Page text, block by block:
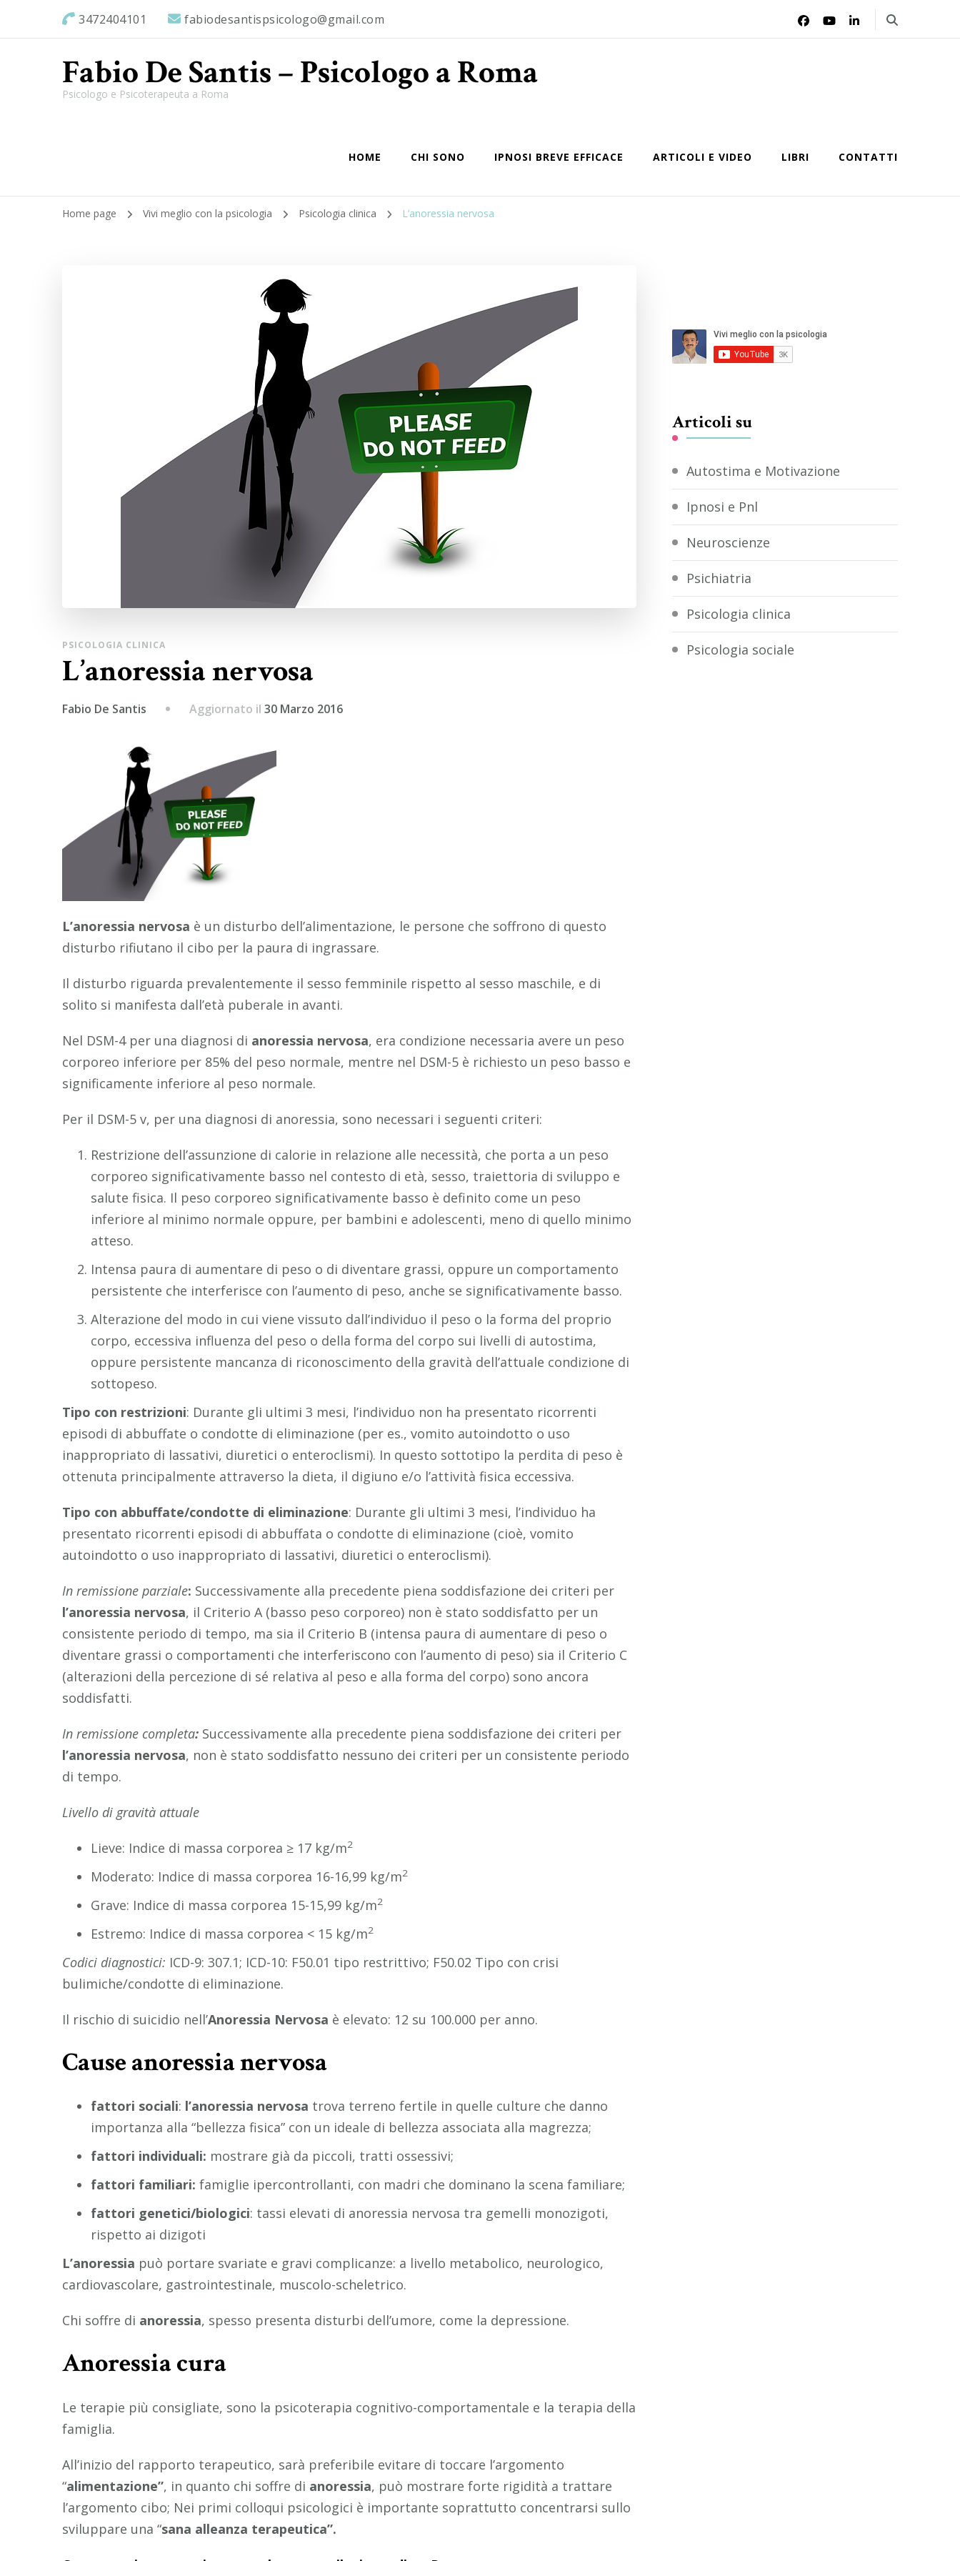
3472404101 fabiodesantispsicologo@gmail.com
Fabio De Santis – Psicologo a Roma
Psicologo e Psicoterapeuta a Roma
HOME CHI SONO IPNOSI BREVE EFFICACE ARTICOLI E VIDEO LIBRI CONTATTI
Home page Vivi meglio con la psicologia Psicologia clinica L’anoressia nervosa
PSICOLOGIA CLINICA
L’anoressia nervosa
Fabio De Santis Aggiornato il 30 Marzo 2016
L’anoressia nervosa è un disturbo dell’alimentazione, le persone che soffrono di questo
disturbo rifiutano il cibo per la paura di ingrassare.
Il disturbo riguarda prevalentemente il sesso femminile rispetto al sesso maschile, e di
solito si manifesta dall’età puberale in avanti.
Nel DSM-4 per una diagnosi di anoressia nervosa, era condizione necessaria avere un peso
corporeo inferiore per 85% del peso normale, mentre nel DSM-5 è richiesto un peso basso e
significamente inferiore al peso normale.
Per il DSM-5 v, per una diagnosi di anoressia, sono necessari i seguenti criteri:
Restrizione dell’assunzione di calorie in relazione alle necessità, che porta a un peso
corporeo significativamente basso nel contesto di età, sesso, traiettoria di sviluppo e
salute fisica. Il peso corporeo significativamente basso è definito come un peso
inferiore al minimo normale oppure, per bambini e adolescenti, meno di quello minimo
atteso.
Intensa paura di aumentare di peso o di diventare grassi, oppure un comportamento
persistente che interferisce con l’aumento di peso, anche se significativamente basso.
Alterazione del modo in cui viene vissuto dall’individuo il peso o la forma del proprio
corpo, eccessiva influenza del peso o della forma del corpo sui livelli di autostima,
oppure persistente mancanza di riconoscimento della gravità dell’attuale condizione di
sottopeso.
Tipo con restrizioni: Durante gli ultimi 3 mesi, l’individuo non ha presentato ricorrenti
episodi di abbuffate o condotte di eliminazione (per es., vomito autoindotto o uso
inappropriato di lassativi, diuretici o enteroclismi). In questo sottotipo la perdita di peso è
ottenuta principalmente attraverso la dieta, il digiuno e/o l’attività fisica eccessiva.
Tipo con abbuffate/condotte di eliminazione: Durante gli ultimi 3 mesi, l’individuo ha
presentato ricorrenti episodi di abbuffata o condotte di eliminazione (cioè, vomito
autoindotto o uso inappropriato di lassativi, diuretici o enteroclismi).
In remissione parziale: Successivamente alla precedente piena soddisfazione dei criteri per
l’anoressia nervosa, il Criterio A (basso peso corporeo) non è stato soddisfatto per un
consistente periodo di tempo, ma sia il Criterio B (intensa paura di aumentare di peso o
diventare grassi o comportamenti che interferiscono con l’aumento di peso) sia il Criterio C
(alterazioni della percezione di sé relativa al peso e alla forma del corpo) sono ancora
soddisfatti.
In remissione completa: Successivamente alla precedente piena soddisfazione dei criteri per
l’anoressia nervosa, non è stato soddisfatto nessuno dei criteri per un consistente periodo
di tempo.
Livello di gravità attuale
Lieve: Indice di massa corporea ≥ 17 kg/m2
Moderato: Indice di massa corporea 16-16,99 kg/m2
Grave: Indice di massa corporea 15-15,99 kg/m2
Estremo: Indice di massa corporea < 15 kg/m2
Codici diagnostici: ICD-9: 307.1; ICD-10: F50.01 tipo restrittivo; F50.02 Tipo con crisi
bulimiche/condotte di eliminazione.
Il rischio di suicidio nell’Anoressia Nervosa è elevato: 12 su 100.000 per anno.
Cause anoressia nervosa
fattori sociali: l’anoressia nervosa trova terreno fertile in quelle culture che danno
importanza alla “bellezza fisica” con un ideale di bellezza associata alla magrezza;
fattori individuali: mostrare già da piccoli, tratti ossessivi;
fattori familiari: famiglie ipercontrollanti, con madri che dominano la scena familiare;
fattori genetici/biologici: tassi elevati di anoressia nervosa tra gemelli monozigoti,
rispetto ai dizigoti
L’anoressia può portare svariate e gravi complicanze: a livello metabolico, neurologico,
cardiovascolare, gastrointestinale, muscolo-scheletrico.
Chi soffre di anoressia, spesso presenta disturbi dell’umore, come la depressione.
Anoressia cura
Le terapie più consigliate, sono la psicoterapia cognitivo-comportamentale e la terapia della
famiglia.
All’inizio del rapporto terapeutico, sarà preferibile evitare di toccare l’argomento
“alimentazione”, in quanto chi soffre di anoressia, può mostrare forte rigidità a trattare
l’argomento cibo; Nei primi colloqui psicologici è importante soprattutto concentrarsi sullo
sviluppare una “sana alleanza terapeutica”.
Articoli su
Autostima e Motivazione
Ipnosi e Pnl
Neuroscienze
Psichiatria
Psicologia clinica
Psicologia sociale